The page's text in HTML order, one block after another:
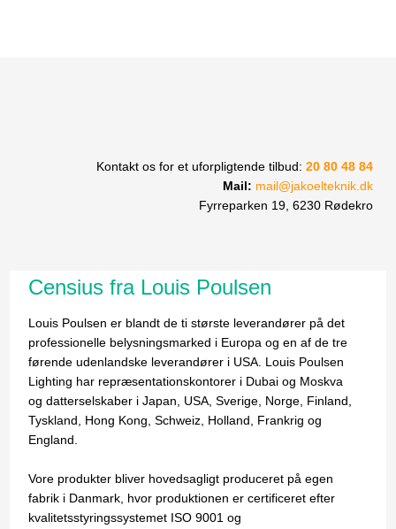
​Kontakt os for et uforpligtende tilbud:20 80 48 84
Mail: mail@jakoelteknik.dk
Fyrreparken 19, 6230 Rødekro
Censius fra Louis Poulsen
Louis Poulsen er blandt de ti største leverandører på det
professionelle belysningsmarked i Europa og en af de tre
førende udenlandske leverandører i USA. Louis Poulsen
Lighting har repræsentationskontorer i Dubai og Moskva
og datterselskaber i Japan, USA, Sverige, Norge, Finland,
Tyskland, Hong Kong, Schweiz, Holland, Frankrig og
England.
Vore produkter bliver hovedsagligt produceret på egen
fabrik i Danmark, hvor produktionen er certificeret efter
kvalitetsstyringssystemet ISO 9001 og